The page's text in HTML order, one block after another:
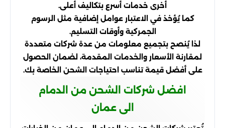
أخرى خدمات أسرع بتكاليف أعلى.
كما يُؤخذ في الاعتبار عوامل إضافية مثل الرسوم
الجمركية وأوقات التسليم.
لذا يُنصح بتجميع معلومات من عدة شركات متعددة
لمقارنة الأسعار والخدمات المقدمة، لضمان الحصول
على أفضل قيمة تناسب احتياجات الشحن الخاصة بك.
افضل شركات الشحن من الدمام
الى عمان